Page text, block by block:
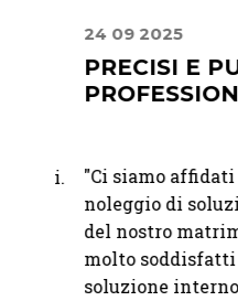
24 09 2025
PRECISI E
"Ci siamo affidati a
noleggio di
del nostro
molto soddisfatti
soluzione interno/